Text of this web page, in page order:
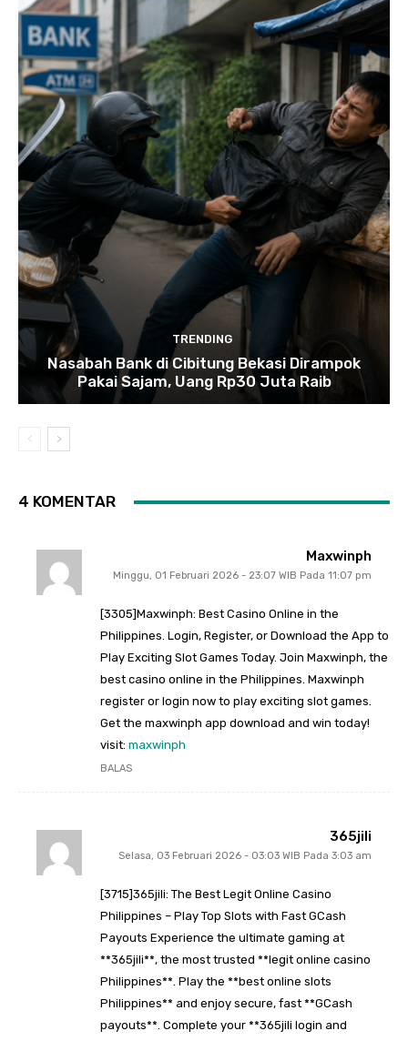
TRENDING
Nasabah Bank di Cibitung Bekasi Dirampok
Pakai Sajam, Uang Rp30 Juta Raib
4 KOMENTAR
Maxwinph
Minggu, 01 Februari 2026 - 23:07 WIB Pada 11:07 pm
[3305]Maxwinph: Best Casino Online in the
Philippines. Login, Register, or Download the App to
Play Exciting Slot Games Today. Join Maxwinph, the
best casino online in the Philippines. Maxwinph
register or login now to play exciting slot games.
Get the maxwinph app download and win today!
visit: maxwinph
BALAS
365jili
Selasa, 03 Februari 2026 - 03:03 WIB Pada 3:03 am
[3715]365jili: The Best Legit Online Casino
Philippines – Play Top Slots with Fast GCash
Payouts Experience the ultimate gaming at
**365jili**, the most trusted **legit online casino
Philippines**. Play the **best online slots
Philippines** and enjoy secure, fast **GCash
payouts**. Complete your **365jili login and